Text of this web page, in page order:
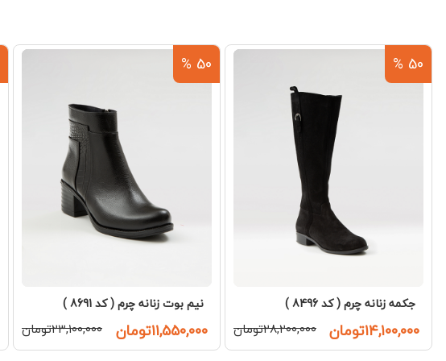
50 %
جکمه زنانه چرم ( کد 8496 )
۱۴,۱۰۰,۰۰۰تومان ۲۸,۲۰۰,۰۰۰تومان
50 %
نیم بوت زنانه چرم ( کد 8691 )
۱۱,۵۵۰,۰۰۰تومان ۲۳,۱۰۰,۰۰۰تومان